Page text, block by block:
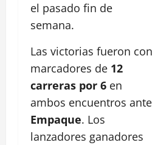
el pasado fin de
semana.
Las victorias fueron con
marcadores de 12
carreras por 6 en
ambos encuentros ante
Empaque. Los
lanzadores ganadores